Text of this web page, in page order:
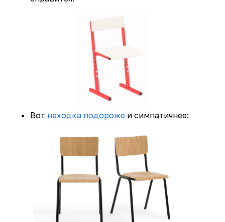
Вот находка подороже и симпатичнее: